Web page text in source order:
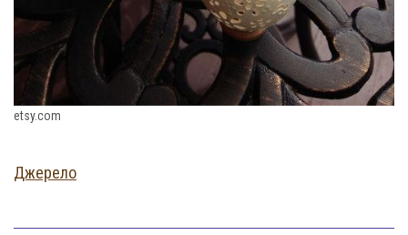
etsy.com
Джерело